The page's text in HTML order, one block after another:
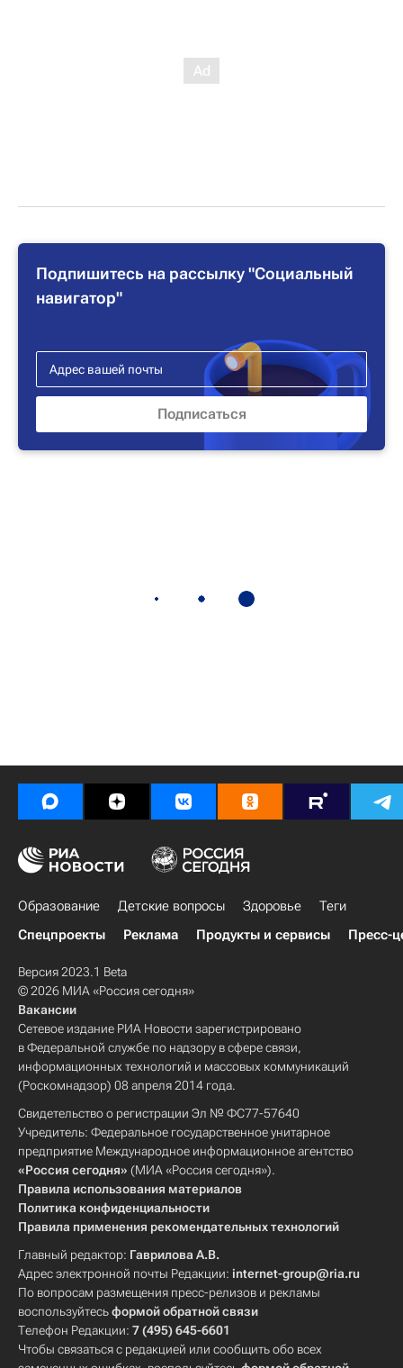
Подпишитесь на рассылку "Социальный
навигатор"
Образование Детские вопросы Здоровье
Теги
Спецпроекты
Реклама Продукты и сервисы Пресс-
Версия 2023.1 Beta
© 2026 МИА «Россия сегодня»
Вакансии
Сетевое издание РИА Новости зарегистрировано
в Федеральной службе по надзору в сфере связи,
информационных технологий и массовых коммуникаций
(Роскомнадзор) 08 апреля 2014 года.
Свидетельство о регистрации Эл № ФС77-57640
Учредитель: Федеральное государственное унитарное
предприятие Международное информационное агентство
«Россия сегодня» (МИА «Россия сегодня»).
Правила использования материалов
Политика конфиденциальности
Правила применения рекомендательных технологий
Главный редактор: Гаврилова А.В.
Адрес электронной почты Редакции: internet-group@ria.ru
По вопросам размещения пресс-релизов и рекламы
воспользуйтесьформой обратной связи
Телефон Редакции: 7 (495) 645-6601
Чтобы связаться с редакцией или сообщить обо всех